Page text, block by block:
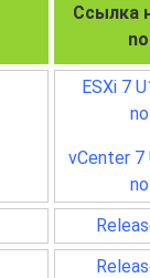
Ссылка
ESXi 7
vCenter 7